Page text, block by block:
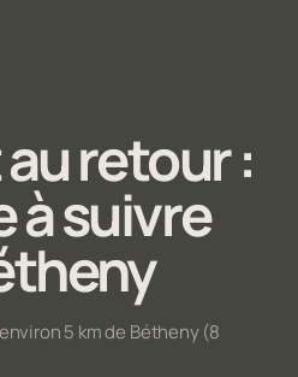
retour :
à suivre
5 km de Bétheny (8